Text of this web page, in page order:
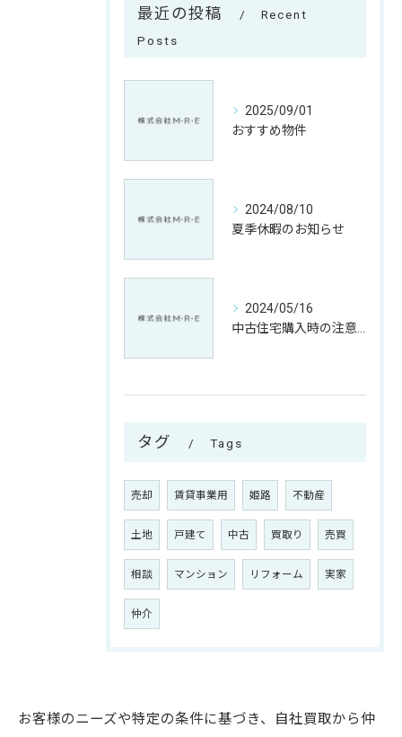
最近の投稿
Recent
Posts
2025/09/01
おすすめ物件
2024/08/10
夏季休暇のお知らせ
2024/05/16
タグ Tags
売却 賃貸事業用 姫路 不動産
土地 戸建て 中古 買取り 売買
相談 マンション リフォーム 実家
仲介
お客様のニーズや特定の条件に基づき、自社買取から仲